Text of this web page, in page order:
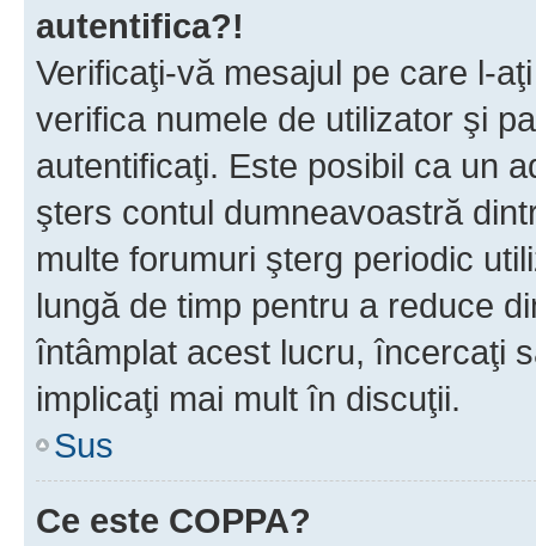
autentifica?!
Verificaţi-vă mesajul pe care l-
verifica numele de utilizator şi
autentificaţi. Este posibil ca un
şters contul dumneavoastră
multe forumuri şterg periodic
lungă de timp pentru a reduce
întâmplat acest lucru, încercaţi
implicaţi mai mult în discuţii.
Sus
Ce este COPPA?